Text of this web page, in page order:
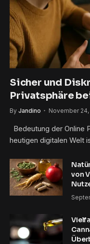
Sicher und
Privatsphäre
By Jandino November 24,
Bedeutung der Online
heutigen digitalen Welt
von